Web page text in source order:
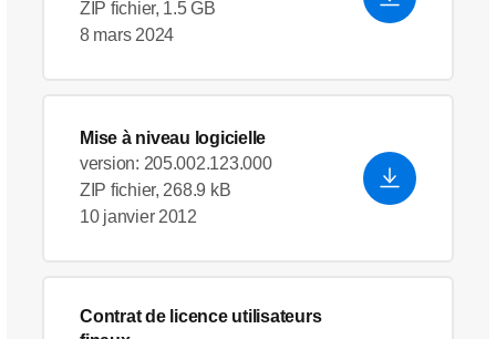
ZIP fichier, 1.5 GB
8 mars 2024
Mise à niveau logicielle
version: 205.002.123.000
ZIP fichier, 268.9 kB
10 janvier 2012
Contrat de licence utilisateurs